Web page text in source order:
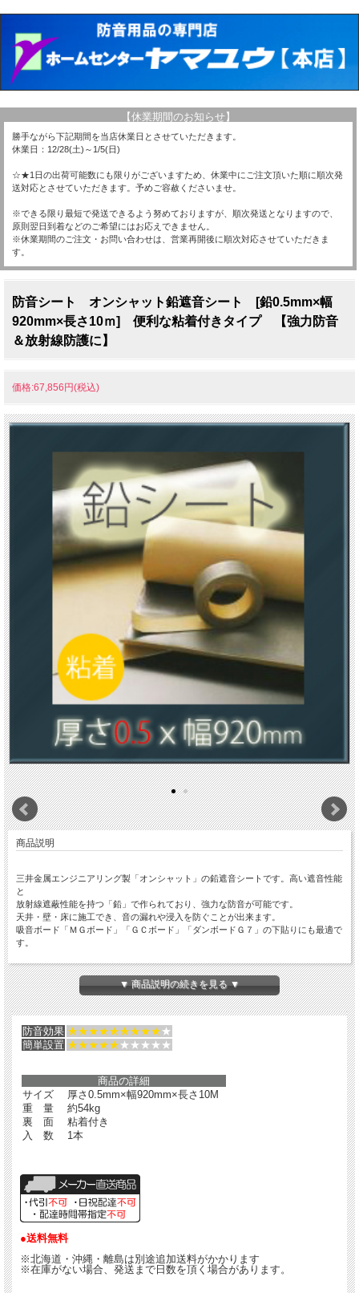
【休業期間のお知らせ】
勝手ながら下記期間を当店休業日とさせていただきます。
休業日：12/28(土)～1/5(日)
☆★1日の出荷可能数にも限りがございますため、休業中にご注文頂いた順に順次発
送対応とさせていただきます。予めご容赦くださいませ。
※できる限り最短で発送できるよう努めておりますが、順次発送となりますので、
原則翌日到着などのご希望にはお応えできません。
※休業期間のご注文・お問い合わせは、営業再開後に順次対応させていただきま
す。
防音シート オンシャット鉛遮音シート [鉛0.5mm×幅
920mm×長さ10ｍ] 便利な粘着付きタイプ 【強力防音
＆放射線防護に】
価格:67,856円(税込)
商品説明
三井金属エンジニアリング製「オンシャット」の鉛遮音シートです。高い遮音性能
と
放射線遮蔽性能を持つ「鉛」で作られており、強力な防音が可能です。
天井・壁・床に施工でき、音の漏れや浸入を防ぐことが出来ます。
吸音ボード「ＭＧボード」「ＧＣボード」「ダンボードＧ７」の下貼りにも最適で
す。
＜粘着無しの商品はこちらから＞
＜半分幅の商品はこちらから ＞
▼ 商品説明の続きを見る ▼
防音効果 ★★★★★★★★★★
簡単設置 ★★★★★★★★★★
商品の詳細
サイズ
厚さ0.5mm×幅920mm×長さ10M
重 量
約54kg
裏 面
粘着付き
入 数
1本
●送料無料
※北海道・沖縄・離島は別途追加送料がかかります
※在庫がない場合、発送まで日数を頂く場合があります。